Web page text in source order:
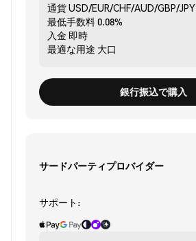
通貨USD/EUR/CHF/AUD/GBP/JPY
最低手数料0.08%
入金 即時
最適な用途 大口
銀行振込で購入
サードパーティプロバイダー
サポート: